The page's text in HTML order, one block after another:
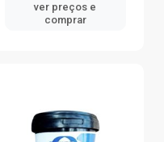
ver preços e
comprar